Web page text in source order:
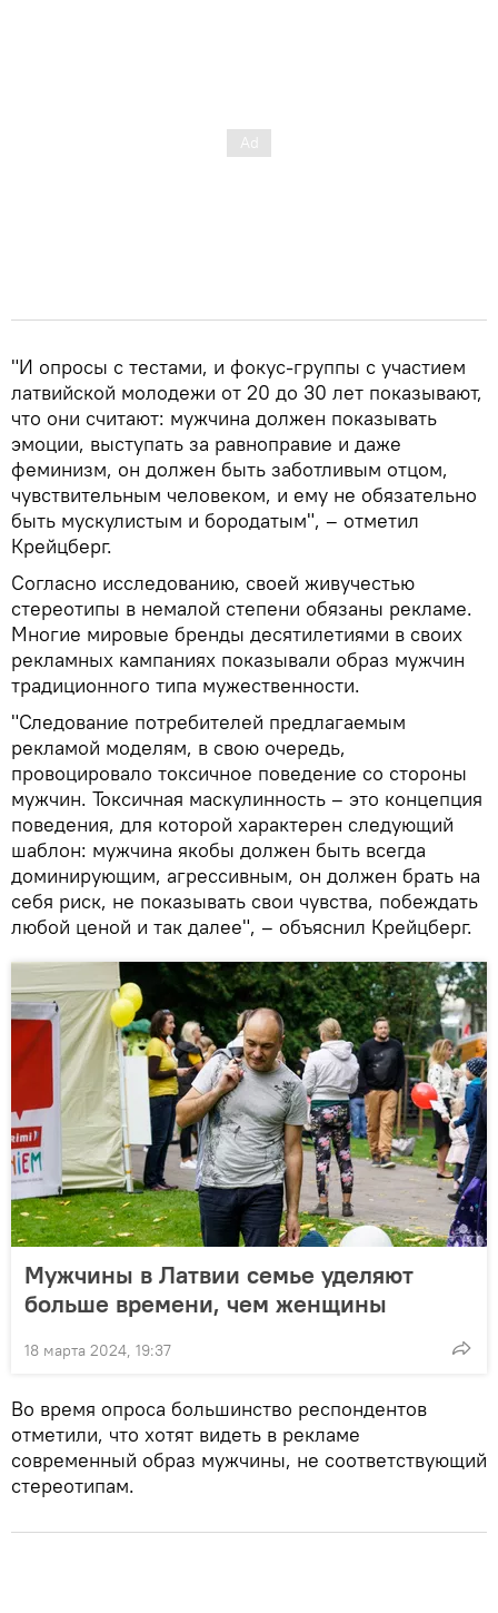
"И опросы с тестами, и фокус-группы с участием
латвийской молодежи от 20 до 30 лет показывают,
что они считают: мужчина должен показывать
эмоции, выступать за равноправие и даже
феминизм, он должен быть заботливым отцом,
чувствительным человеком, и ему не обязательно
быть мускулистым и бородатым", – отметил
Крейцберг.
Согласно исследованию, своей живучестью
стереотипы в немалой степени обязаны рекламе.
Многие мировые бренды десятилетиями в своих
рекламных кампаниях показывали образ мужчин
традиционного типа мужественности.
"Следование потребителей предлагаемым
рекламой моделям, в свою очередь,
провоцировало токсичное поведение со стороны
мужчин. Токсичная маскулинность – это концепция
поведения, для которой характерен следующий
шаблон: мужчина якобы должен быть всегда
доминирующим, агрессивным, он должен брать на
себя риск, не показывать свои чувства, побеждать
любой ценой и так далее", – объяснил Крейцберг.
Мужчины в Латвии семье уделяют
больше времени, чем женщины
18 марта 2024, 19:37
Во время опроса большинство респондентов
отметили, что хотят видеть в рекламе
современный образ мужчины, не соответствующий
стереотипам.